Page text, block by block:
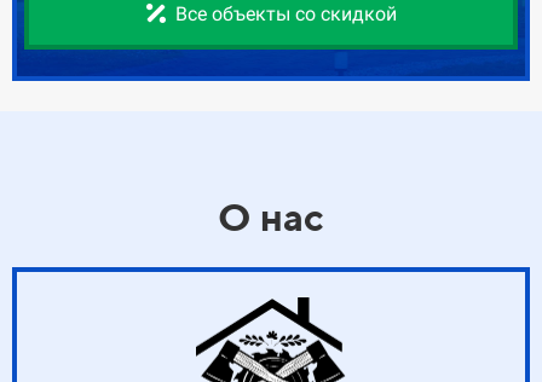
Все объекты со скидкой
О нас